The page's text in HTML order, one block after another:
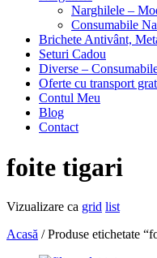
Narghilele –
Consumabile
Brichete Antivânt,
Seturi Cadou
Diverse –
Oferte cu transport
Contul Meu
Blog
Contact
foite tigari
Vizualizare ca grid list
Acasă / Produse etichetate